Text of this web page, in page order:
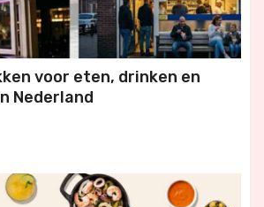
voor eten, drinken en
Nederland